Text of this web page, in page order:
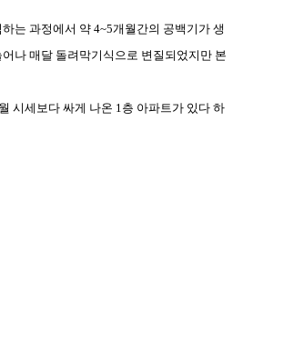
는 과정에서 약 4~5개월간의 공백기가 생
나 매달 돌려막기식으로 변질되었지만 본
월 시세보다 싸게 나온 1층 아파트가 있다 하